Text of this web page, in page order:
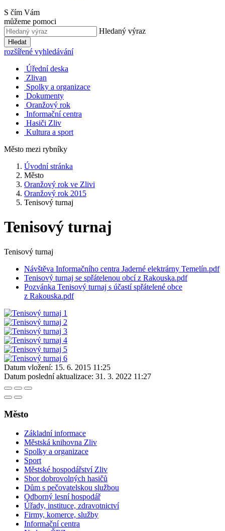
S čím Vám
můžeme pomoci
Hledaný výraz
Hledat
rozšířené vyhledávání
Úřední deska
Zlivan
Spolky a organizace
Dokumenty
Oranžový rok
Informační centra
Hasiči Zliv
Kultura a sport
Město mezi rybníky
Úvodní stránka
Město
Oranžový rok ve Zlivi
Oranžový rok 2015
Tenisový turnaj
Tenisový turnaj
Tenisový turnaj
Návštěva Informačního centra Jaderné elektrárny Temelín.pdf
Tenisový turnaj se spřátelenou obcí z Rakouska.pdf
Pozvánka Tenisový turnaj s účastí spřátelené obce
z Rakouska.pdf
Datum vložení: 15. 6. 2015 11:25
Datum poslední aktualizace: 31. 3. 2022 11:27
Město
Základní informace
Městská knihovna Zliv
Spolky a organizace
Sport
Městské hospodářství Zliv
Sbor dobrovolných hasičů
Dům s pečovatelskou službou
Odborný lesní hospodář
Úřady, instituce, zdravotnictví
Firmy, komerce, služby
Informační centra